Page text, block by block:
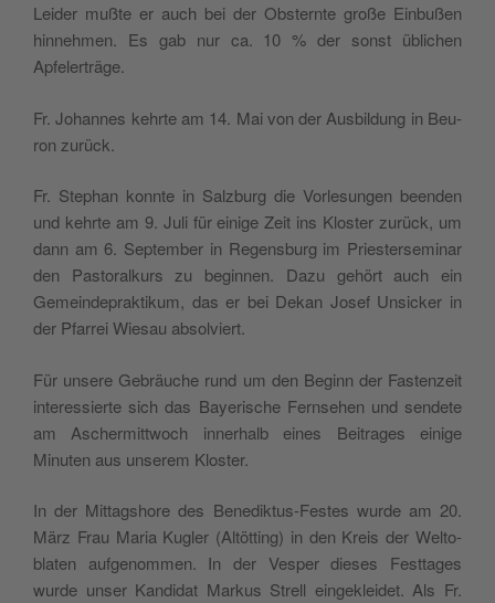
Lei­der mußte er auch bei der Obsternte große Ein­bußen
hin­nehmen. Es gab nur ca. 10 % der son­st üblichen
Apfelerträge.
Fr. Johannes kehrte am 14. Mai von der Aus­bil­dung in Beu­
ron zurück.
Fr. Stephan kon­nte in Salzburg die Vor­lesun­gen been­den
und kehrte am 9. Juli für einige Zeit ins Kloster zurück, um
dann am 6. Sep­tem­ber in Regens­burg im Priestersem­i­nar
den Pas­toralkurs zu begin­nen. Dazu gehört auch ein
Gemein­de­prak­tikum, das er bei Dekan Josef Unsick­er in
der Pfar­rei Wiesau absolviert.
Für unsere Gebräuche rund um den Beginn der Fas­ten­zeit
inter­essierte sich das Bay­erische Fernse­hen und sendete
am Ascher­mittwoch inner­halb eines Beitrages einige
Minuten aus unserem Kloster.
In der Mit­tagshore des Benedik­tus-Festes wurde am 20.
März Frau Maria Kugler (Altöt­ting) in den Kreis der Wel­to­
blat­en aufgenom­men. In der Ves­per dieses Fest­tages
wurde unser Kan­di­dat Markus Strell eingek­lei­det. Als Fr.